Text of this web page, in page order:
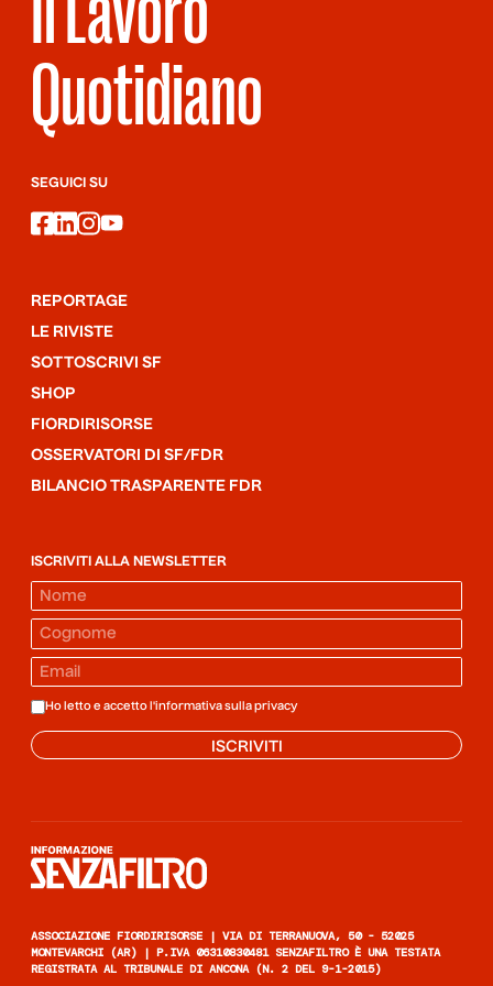
Quotidiano
SEGUICI SU
facebook
linkedin
instagram
youtube
REPORTAGE
LE RIVISTE
SOTTOSCRIVI SF
SHOP
FIORDIRISORSE
OSSERVATORI DI SF/FDR
BILANCIO TRASPARENTE FDR
ISCRIVITI ALLA NEWSLETTER
Ho letto e accetto l'informativa sulla privacy
ISCRIVITI
ASSOCIAZIONE FIORDIRISORSE | VIA DI TERRANUOVA, 50 - 52025
MONTEVARCHI (AR) | P.IVA 06310830481 SENZAFILTRO È UNA TESTATA
REGISTRATA AL TRIBUNALE DI ANCONA (N. 2 DEL 9-1-2015)